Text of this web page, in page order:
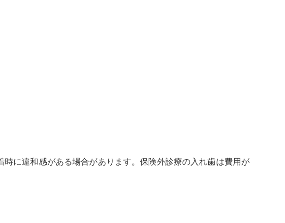
に違和感がある場合があります。保険外診療の入れ歯は費用が